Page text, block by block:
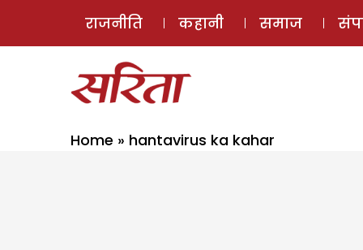
राजनीति कहानी समाज
Home » hantavirus ka kahar